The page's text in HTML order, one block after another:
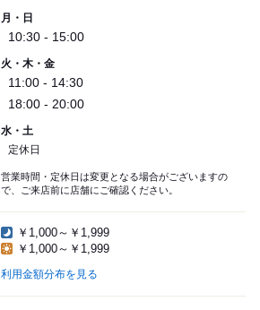
月・日
10:30 - 15:00
火・木・金
11:00 - 14:30
18:00 - 20:00
水・土
定休日
営業時間・定休日は変更となる場合がございますの
で、ご来店前に店舗にご確認ください。
￥1,000～￥1,999
￥1,000～￥1,999
利用金額分布を見る